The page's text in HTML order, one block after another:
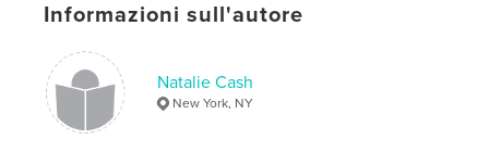
Informazioni sull'autore
Natalie Cash
New York, NY